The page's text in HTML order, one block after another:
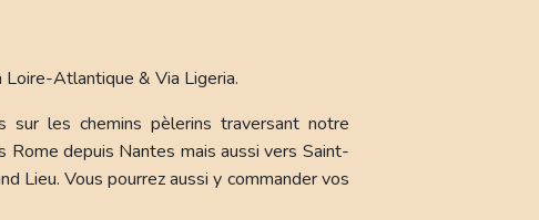
Loire-Atlantique & Via Ligeria.
sur les chemins pèlerins traversant notre
depuis Nantes mais aussi vers Saint-
Lieu. Vous pourrez aussi y commander vos